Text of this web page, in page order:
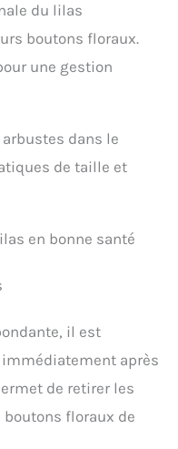
du lilas
boutons floraux.
une gestion
dans le
de taille et
en bonne santé
il est
après
de retirer les
floraux de